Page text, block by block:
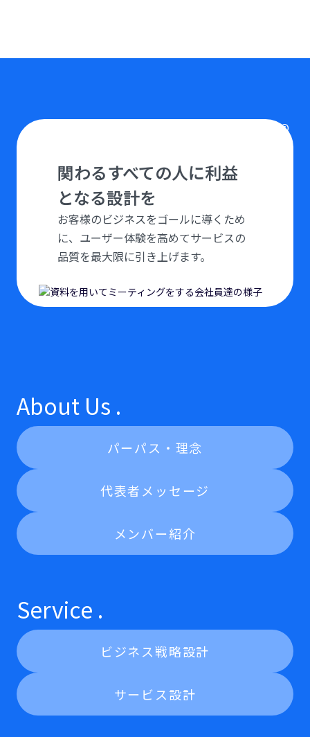
関わるすべての人に利益
となる設計を
お客様のビジネスをゴールに導くため
に、ユーザー体験を高めてサービスの
品質を最大限に引き上げます。
About Us .
パーパス・理念
代表者メッセージ
メンバー紹介
Service .
ビジネス戦略設計
サービス設計
Copyright ©